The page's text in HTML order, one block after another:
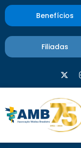
Benefícios
Filiadas